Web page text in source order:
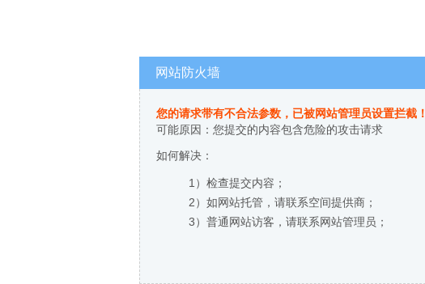
网站防火墙
您的请求带有不合法参数，已被网站管理员设置拦截！
可能原因：您提交的内容包含危险的攻击请求
如何解决：
1）检查提交内容；
2）如网站托管，请联系空间提供商；
3）普通网站访客，请联系网站管理员；